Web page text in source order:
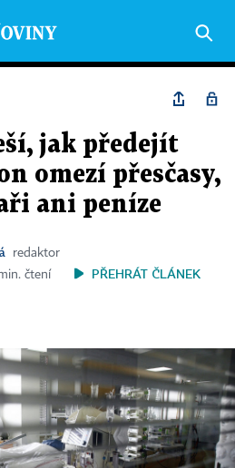
jak předejít
omezí přesčasy,
ani peníze
redaktor
čtení
PŘEHRÁT ČLÁNEK